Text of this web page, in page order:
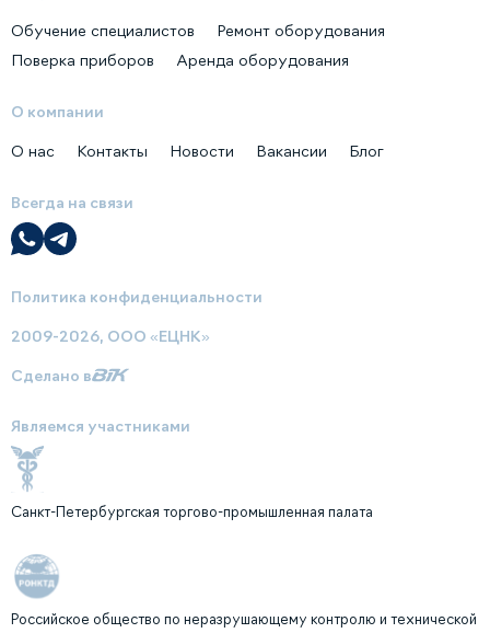
Обучение специалистов
Ремонт оборудования
Поверка приборов
Аренда оборудования
О компании
О нас Контакты Новости Вакансии Блог
Всегда на связи
Политика конфиденциальности
2009-2026, ООО «ЕЦНК»
Сделано в
Являемся участниками
Санкт-Петербургская торгово-промышленная палата
Российское общество по неразрушающему контролю и технической